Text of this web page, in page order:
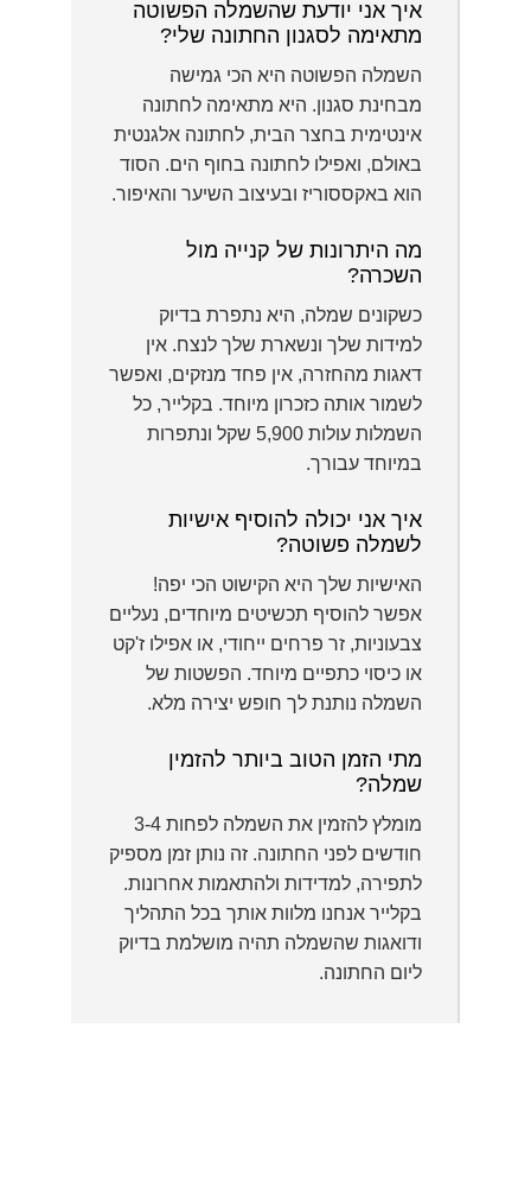
איך אני יודעת שהשמלה הפשוטה
מתאימה לסגנון החתונה שלי?
השמלה הפשוטה היא הכי גמישה
מבחינת סגנון. היא מתאימה לחתונה
אינטימית בחצר הבית, לחתונה אלגנטית
באולם, ואפילו לחתונה בחוף הים. הסוד
הוא באקססוריז ובעיצוב השיער והאיפור.
מה היתרונות של קנייה מול
השכרה?
כשקונים שמלה, היא נתפרת בדיוק
למידות שלך ונשארת שלך לנצח. אין
דאגות מהחזרה, אין פחד מנזקים, ואפשר
לשמור אותה כזכרון מיוחד. בקלייר, כל
השמלות עולות 5,900 שקל ונתפרות
במיוחד עבורך.
איך אני יכולה להוסיף אישיות
לשמלה פשוטה?
האישיות שלך היא הקישוט הכי יפה!
אפשר להוסיף תכשיטים מיוחדים, נעליים
צבעוניות, זר פרחים ייחודי, או אפילו ז'קט
או כיסוי כתפיים מיוחד. הפשטות של
השמלה נותנת לך חופש יצירה מלא.
מתי הזמן הטוב ביותר להזמין
שמלה?
מומלץ להזמין את השמלה לפחות 3-4
חודשים לפני החתונה. זה נותן זמן מספיק
לתפירה, למדידות ולהתאמות אחרונות.
בקלייר אנחנו מלוות אותך בכל התהליך
ודואגות שהשמלה תהיה מושלמת בדיוק
ליום החתונה.